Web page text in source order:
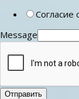
Согласие
Message
Отправить